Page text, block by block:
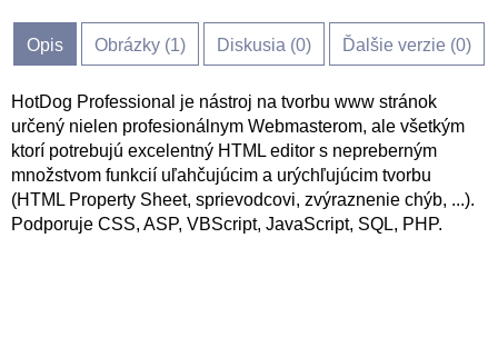
Opis Obrázky (1) Diskusia (0) Ďalšie verzie (0)
HotDog Professional je nástroj na tvorbu www stránok
určený nielen profesionálnym Webmasterom, ale všetkým
ktorí potrebujú excelentný HTML editor s nepreberným
množstvom funkcií uľahčujúcim a urýchľujúcim tvorbu
(HTML Property Sheet, sprievodcovi, zvýraznenie chýb, ...).
Podporuje CSS, ASP, VBScript, JavaScript, SQL, PHP.